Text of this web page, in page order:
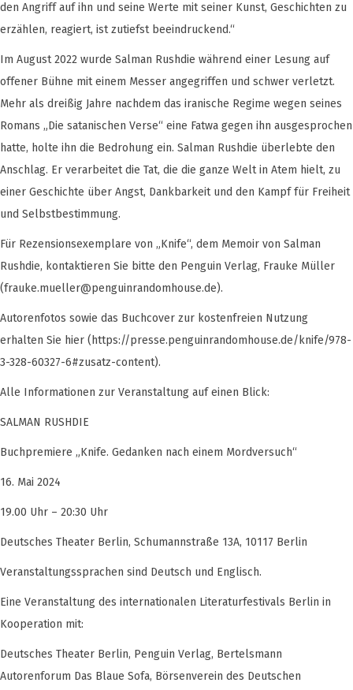
den Angriff auf ihn und seine Werte mit seiner Kunst, Geschichten zu
erzählen, reagiert, ist zutiefst beeindruckend.“
Im August 2022 wurde Salman Rushdie während einer Lesung auf
offener Bühne mit einem Messer angegriffen und schwer verletzt.
Mehr als dreißig Jahre nachdem das iranische Regime wegen seines
Romans „Die satanischen Verse“ eine Fatwa gegen ihn ausgesprochen
hatte, holte ihn die Bedrohung ein. Salman Rushdie überlebte den
Anschlag. Er verarbeitet die Tat, die die ganze Welt in Atem hielt, zu
einer Geschichte über Angst, Dankbarkeit und den Kampf für Freiheit
und Selbstbestimmung.
Für Rezensionsexemplare von „Knife“, dem Memoir von Salman
Rushdie, kontaktieren Sie bitte den Penguin Verlag, Frauke Müller
(frauke.mueller@penguinrandomhouse.de).
Autorenfotos sowie das Buchcover zur kostenfreien Nutzung
erhalten Sie hier (https://presse.penguinrandomhouse.de/knife/978-
3-328-60327-6#zusatz-content).
Alle Informationen zur Veranstaltung auf einen Blick:
SALMAN RUSHDIE
Buchpremiere „Knife. Gedanken nach einem Mordversuch“
16. Mai 2024
19.00 Uhr – 20:30 Uhr
Deutsches Theater Berlin, Schumannstraße 13A, 10117 Berlin
Veranstaltungssprachen sind Deutsch und Englisch.
Eine Veranstaltung des internationalen Literaturfestivals Berlin in
Kooperation mit:
Deutsches Theater Berlin, Penguin Verlag, Bertelsmann
Autorenforum Das Blaue Sofa, Börsenverein des Deutschen